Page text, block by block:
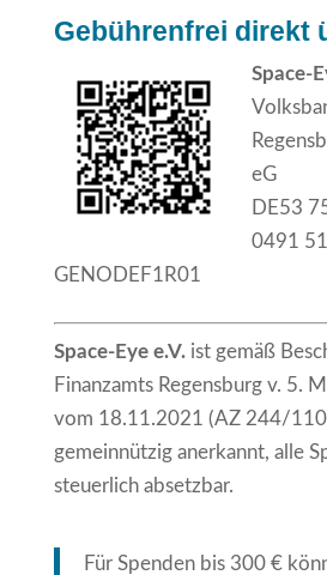
Gebührenfrei direkt
​Space-
eG
DE53
0491 51
GENODEF1R01
Space-Eye e.V.ist gemäß
Finanzamts Regensburg v. 5.
vom 18.11.2021 (AZ 244/
gemeinnützig anerkannt, alle
steuerlich absetzbar.
Für Spenden bis 300 €